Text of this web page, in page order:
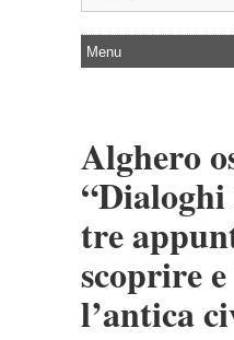
Alghero
tre
scoprire
l’antica